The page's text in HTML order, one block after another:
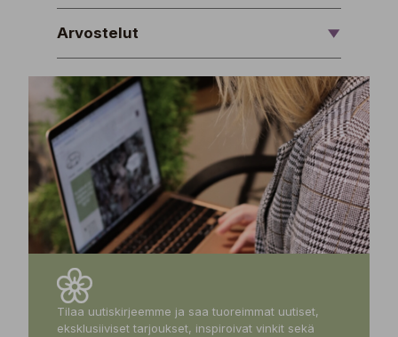
Arvostelut
Tilaa uutiskirjeemme ja saa tuoreimmat uutiset,
eksklusiiviset tarjoukset, inspiroivat vinkit sekä